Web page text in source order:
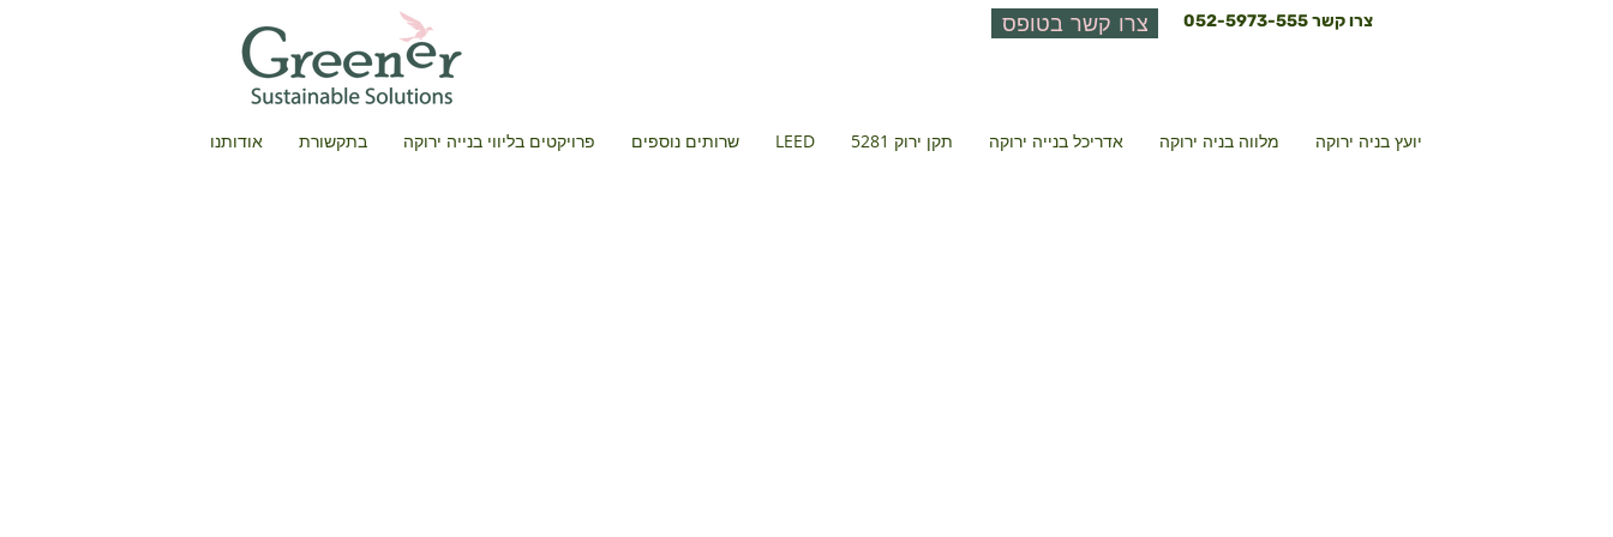
צרו קשר052-5973-555 צרו קשר בטופס
יועץ בניה ירוקה מלווה בניה ירוקה אדריכל בנייה ירוקה תקן ירוק 5281 LEED שרותים נוספים פרויקטים בליווי בנייה ירוקה בתקשורת אודותנו